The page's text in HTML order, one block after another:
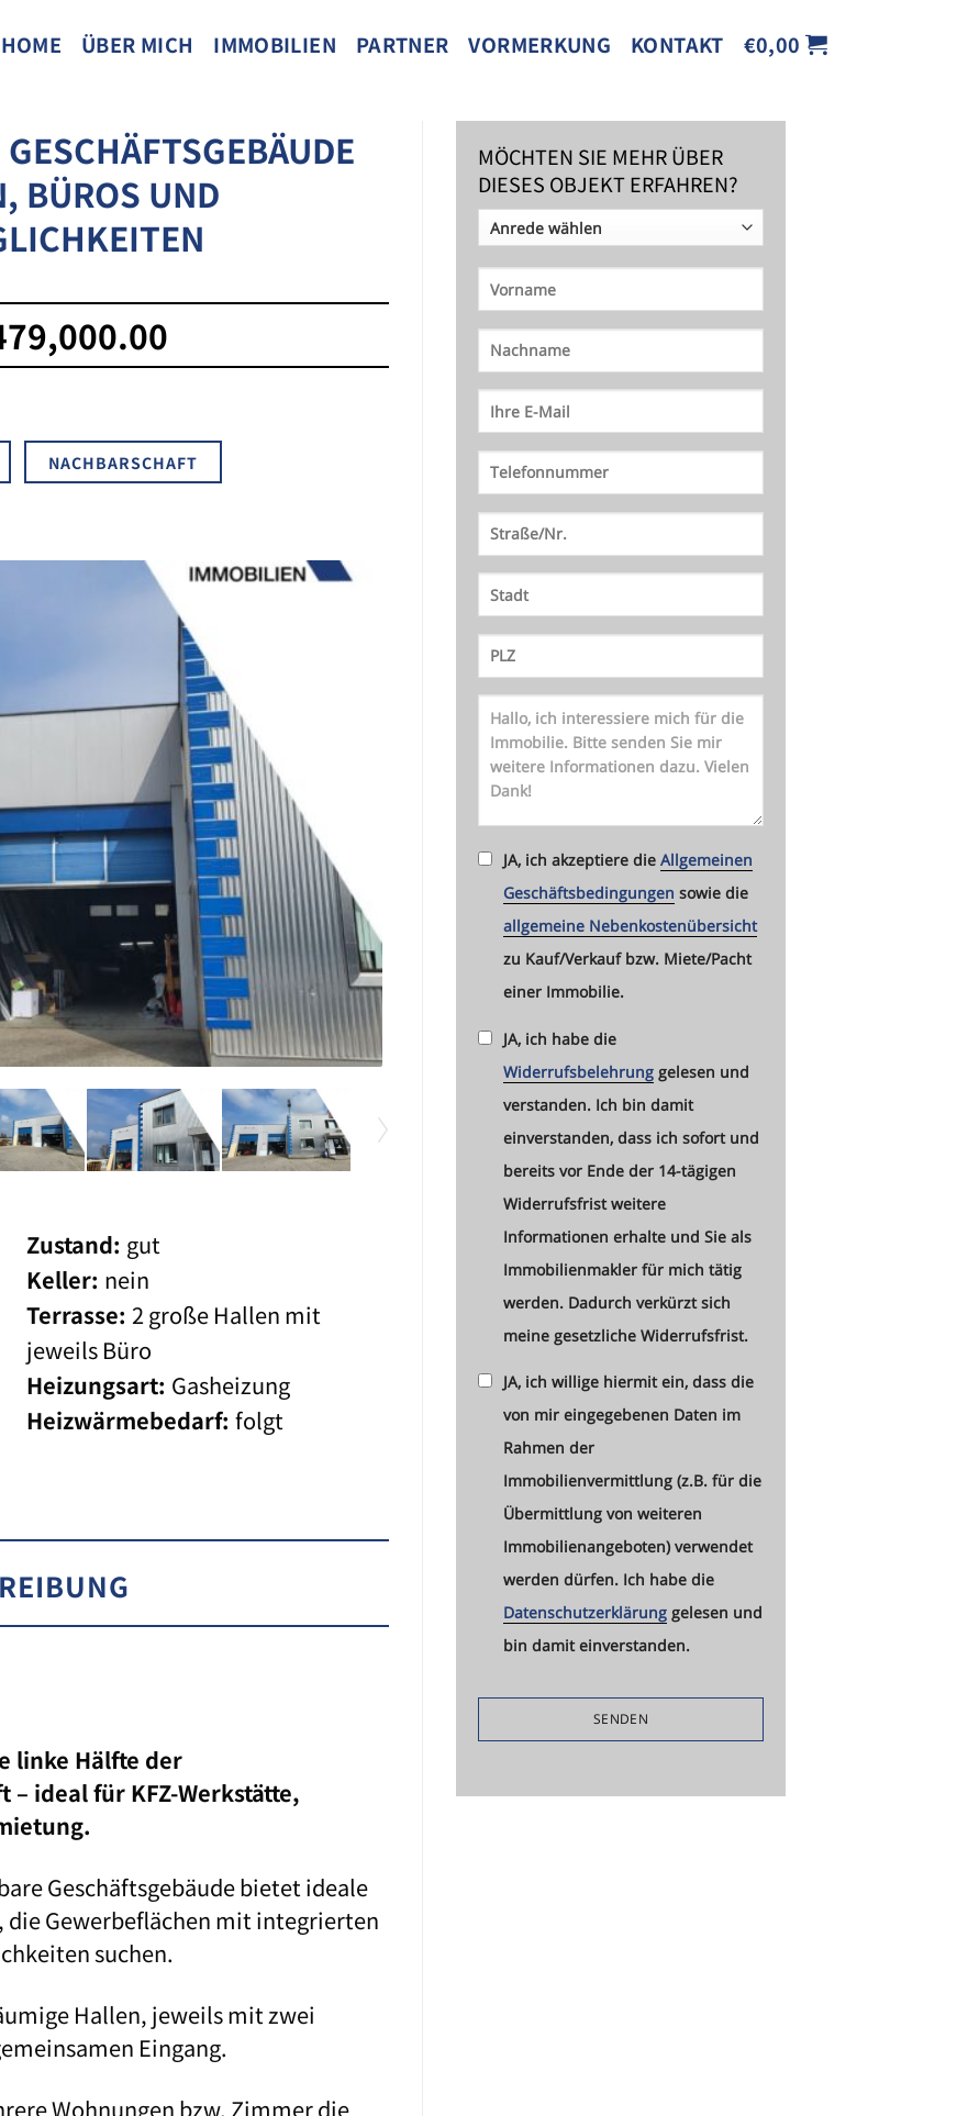
HOME ÜBER MICH IMMOBILIEN PARTNER VORMERKUNG KONTAKT €0,00
BÜROS UND
NACHBARSCHAFT
Zustand: gut
Keller: nein
Terrasse: 2 große Hallen mit
jeweils Büro
Heizungsart: Gasheizung
Heizwärmebedarf: folgt
linke Hälfte der
ideal für KFZ-Werkstätte,
Geschäftsgebäude bietet ideale
Gewerbeflächen mit integrierten
suchen.
Hallen, jeweils mit zwei
Eingang.
Wohnungen bzw. Zimmer die
MÖCHTEN SIE MEHR ÜBER
DIESES OBJEKT ERFAHREN?
JA, ich akzeptiere die Allgemeinen
Geschäftsbedingungen sowie die
allgemeine Nebenkostenübersicht
zu Kauf/Verkauf bzw. Miete/Pacht
einer Immobilie.
JA, ich habe die
Widerrufsbelehrung gelesen und
verstanden. Ich bin damit
einverstanden, dass ich sofort und
bereits vor Ende der 14-tägigen
Widerrufsfrist weitere
Informationen erhalte und Sie als
Immobilienmakler für mich tätig
werden. Dadurch verkürzt sich
meine gesetzliche Widerrufsfrist.
JA, ich willige hiermit ein, dass die
von mir eingegebenen Daten im
Rahmen der
Immobilienvermittlung (z.B. für die
Übermittlung von weiteren
Immobilienangeboten) verwendet
werden dürfen. Ich habe die
Datenschutzerklärung gelesen und
bin damit einverstanden.